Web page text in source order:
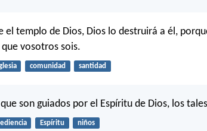
el templo de Dios, Dios lo destruirá a él,
vosotros sois.
comunidad santidad
son guiados por el Espíritu de Dios, los
Espíritu niños